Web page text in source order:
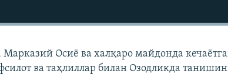
Марказий Осиë ва халқаро майдонда
ва таҳлиллар билан Озодликда